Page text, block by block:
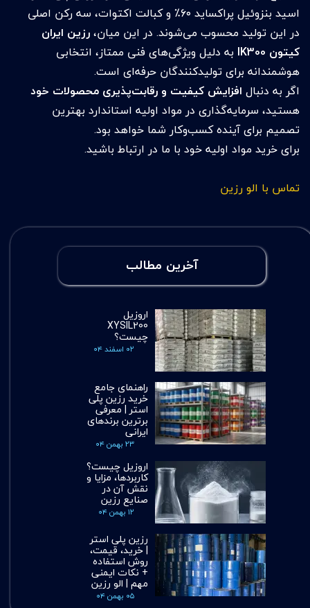
اسید بنزوئیل پراکساید ۶۰٪ و کبالت اکتوات، سه رکن اصلی
در این تولید محسوب می‌شوند. در این میان،رزین ایران
کیتون IK300
به دلیل ویژگی‌های فنی ممتاز، انتخابی
هوشمندانه برای تولیدکنندگان حرفه‌ای است.
اگر به دنبال افزایش کیفیت و رقابت‌پذیری محصولات خود
هستید، سرمایه‌گذاری در مواد اولیه استاندارد بهترین
تصمیم برای آینده کسب‌وکار شما خواهد بود.
برای خرید مواد اولیه خود با ما در ارتباط باشید.
تماس با الو رزین
آخرین مطالب
اروزیل
XYSIL200
چیست؟
۰۲ اسفند ۰۴
راهنمای جامع
خرید رزین پلی
استر | معرفی
برترین برندهای
ایرانی
۲۳ بهمن ۰۴
اروزیل چیست؟
کاربردها، مزایا و
نقش آن در
صنایع رزین
۱۲ بهمن ۰۴
رزین پلی استر
| خرید، قیمت،
روش استفاده
+ نکات ایمنی
مهم | الو رزین
۰۵ بهمن ۰۴